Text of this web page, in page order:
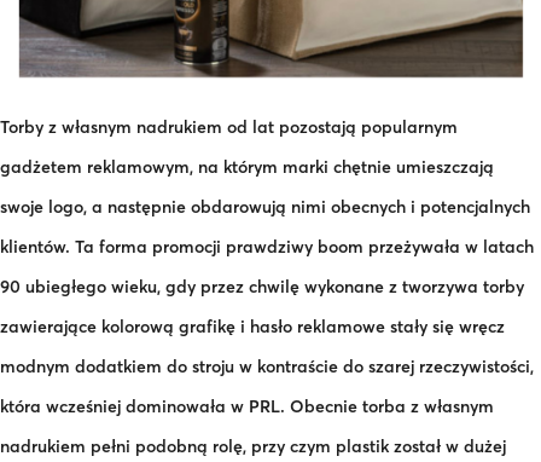
Torby z własnym nadrukiem od lat pozostają popularnym
gadżetem reklamowym, na którym marki chętnie umieszczają
swoje logo, a następnie obdarowują nimi obecnych i potencjalnych
klientów. Ta forma promocji prawdziwy boom przeżywała w latach
90 ubiegłego wieku, gdy przez chwilę wykonane z tworzywa torby
zawierające kolorową grafikę i hasło reklamowe stały się wręcz
modnym dodatkiem do stroju w kontraście do szarej rzeczywistości,
która wcześniej dominowała w PRL. Obecnie torba z własnym
nadrukiem pełni podobną rolę, przy czym plastik został w dużej